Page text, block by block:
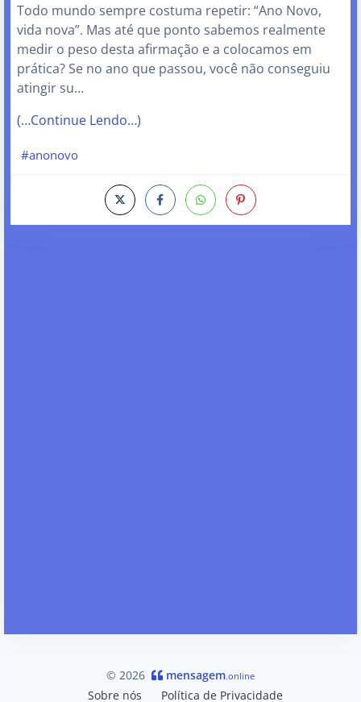
Todo mundo sempre costuma repetir: “Ano Novo,
vida nova”. Mas até que ponto sabemos realmente
medir o peso desta afirmação e a colocamos em
prática? Se no ano que passou, você não conseguiu
atingir su…
(…Continue Lendo…)
#anonovo
© 2026 mensagem.online
Sobre nós Política de Privacidade